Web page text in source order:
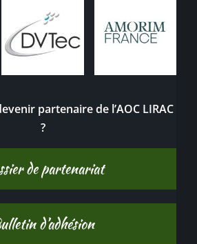
partenaire de l’AOC LIRAC
?
de partenariat
d’adhésion